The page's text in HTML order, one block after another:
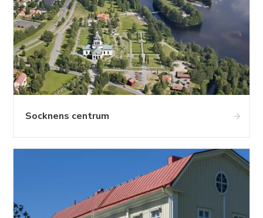
Socknens centrum